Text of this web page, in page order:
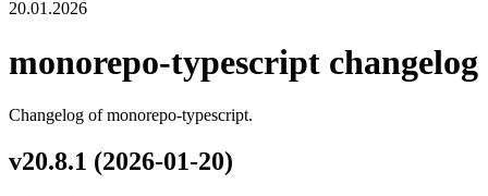
20.01.2026
monorepo-typescript changelog
Changelog of monorepo-typescript.
v20.8.1 (2026-01-20)